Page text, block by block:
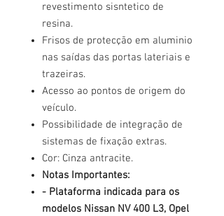
revestimento sisntetico de
resina.
Frisos de protecção em aluminio
nas saídas das portas lateriais e
trazeiras.
Acesso ao pontos de origem do
veículo.
Possibilidade de integração de
sistemas de fixação extras.
Cor: Cinza antracite.
Notas Importantes:
- Plataforma indicada para os
modelos Nissan NV 400 L3, Opel